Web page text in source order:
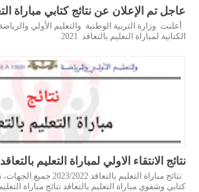
عاجل تم الإعلان عن نتائج كتابي مباراة
أعلنت وزارة التربية الوطنية والتعليم الأولي
الكتابية لمباراة التعليم بالتعاقد 2021
نتائج الانتقاء الاولي لمباراة التعليم بالتعاقد 2023/2022
نتائج مباراة التعليم بالتعاقد
كتابي وشفوي مباراة التعليم بالتعاقد نتائج مباراة